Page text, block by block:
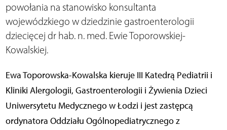
powołania na stanowisko konsultanta
wojewódzkiego w dziedzinie gastroenterologii
dziecięcej dr hab. n. med. Ewie Toporowskiej-
Kowalskiej.
Ewa Toporowska-Kowalska kieruje III Katedrą Pediatrii i
Kliniki Alergologii, Gastroenterologii i Żywienia Dzieci
Uniwersytetu Medycznego w Łodzi i jest zastępcą
ordynatora Oddziału Ogólnopediatrycznego z